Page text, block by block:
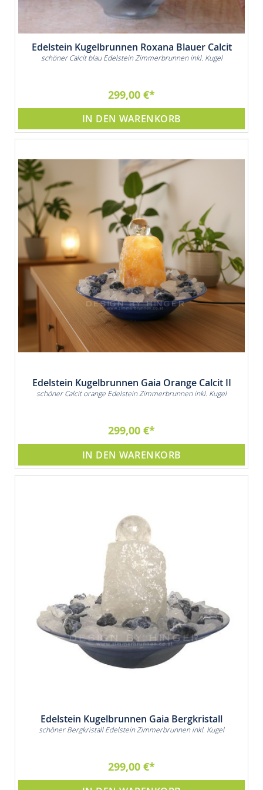
Edelstein Kugelbrunnen Roxana Blauer Calcit
schöner Calcit blau Edelstein Zimmerbrunnen inkl. Kugel
299,00 €
IN DEN WARENKORB
Edelstein Kugelbrunnen Gaia Orange Calcit II
schöner Calcit orange Edelstein Zimmerbrunnen inkl. Kugel
299,00 €
IN DEN WARENKORB
Edelstein Kugelbrunnen Gaia Bergkristall
schöner Bergkristall Edelstein Zimmerbrunnen inkl. Kugel
299,00 €